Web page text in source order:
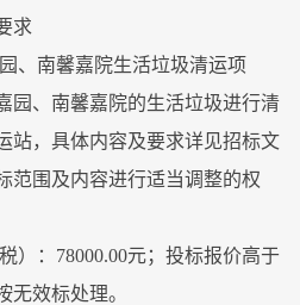
求
、南馨嘉院生活垃圾清运项
园、南馨嘉院的生活垃圾进行清
站，具体内容及要求详见招标文
范围及内容进行适当调整的权
）：78000.00元；投标报价高于
无效标处理。